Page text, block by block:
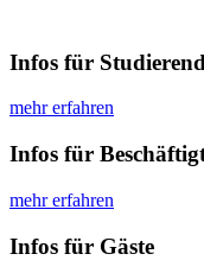
Infos für
mehr erfahren
Infos für
mehr erfahren
Infos für Gäste